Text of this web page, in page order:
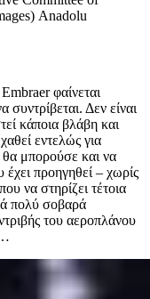
Anadolu
φαίνεται
Δεν είναι
κάποια βλάβη και
εντελώς για
θα μπορούσε και να
προηγηθεί – χωρίς
να στηρίζει τέτοια
πολύ σοβαρά
του αεροπλάνου